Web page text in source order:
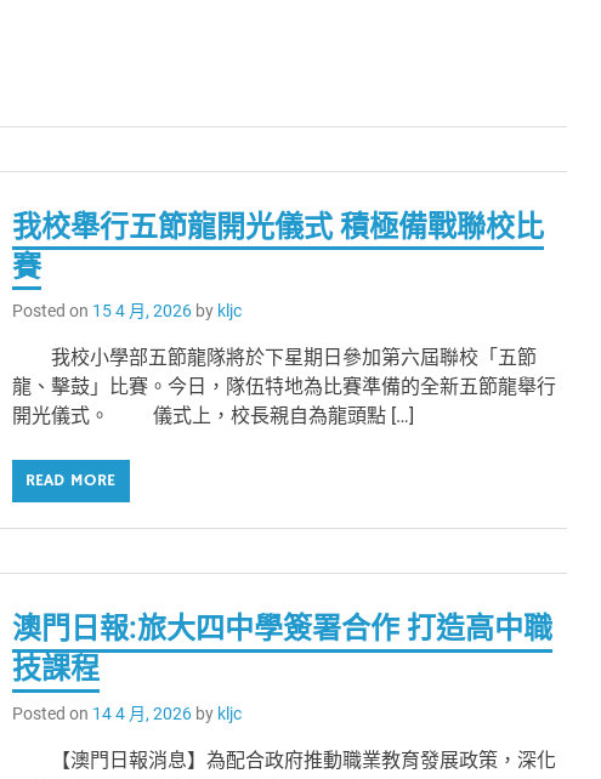
我校舉行五節龍開光儀式 積極備戰聯校比
賽
Posted on 15 4 月, 2026 by kljc
我校小學部五節龍隊將於下星期日參加第六屆聯校「五節
龍、擊鼓」比賽。今日，隊伍特地為比賽準備的全新五節龍舉行
開光儀式。 儀式上，校長親自為龍頭點 […]
READ MORE
澳門日報:旅大四中學簽署合作 打造高中職
技課程
Posted on 14 4 月, 2026 by kljc
【澳門日報消息】為配合政府推動職業教育發展政策，深化